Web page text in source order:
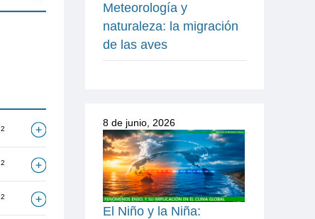
2
2
2
Meteorología y
naturaleza: la migración
de las aves
8 de junio, 2026
El Niño y la Niña: